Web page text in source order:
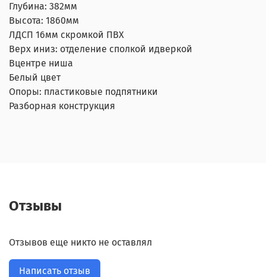
Глубина: 382мм
Высота: 1860мм
ЛДСП 16мм скромкой ПВХ
Верх иниз: отделение сполкой идверкой
Вцентре ниша
Белый цвет
Опоры: пластиковые подпятники
Разборная конструкция
Отзывы
Отзывов еще никто не оставлял
Написать отзыв